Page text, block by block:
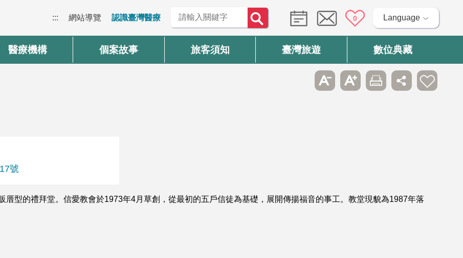
::: 網站導覽 認識臺灣醫療 0 Language
醫療機構 個案故事 旅客須知 臺灣旅遊 數位典藏
號
厝型的禮拜堂。信愛教會於1973年4月草創，從最初的五戶信徒為基礎，展開傳揚福音的事工。教堂現貌為1987年落